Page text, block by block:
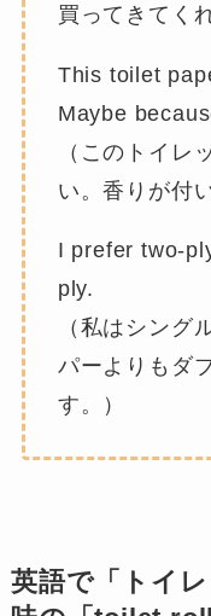
買ってきてく
This toilet
Maybe
（このトイレ
い。香りが付
I prefer two-
ply.
（私はシング
パーよりもダ
す。）
英語で「トイ